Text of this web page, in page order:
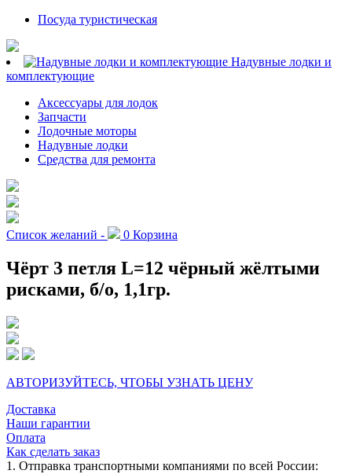
Посуда туристическая
Надувные лодки и
комплектующие
Аксессуары для лодок
Запчасти
Лодочные моторы
Надувные лодки
Средства для ремонта
Список желаний - 0 Корзина
Чёрт 3 петля L=12 чёрный жёлтыми
рисками, б/о, 1,1гр.
АВТОРИЗУЙТЕСЬ, ЧТОБЫ УЗНАТЬ ЦЕНУ
Доставка
Наши гарантии
Оплата
Как сделать заказ
1. Отправка транспортными компаниями по всей России: